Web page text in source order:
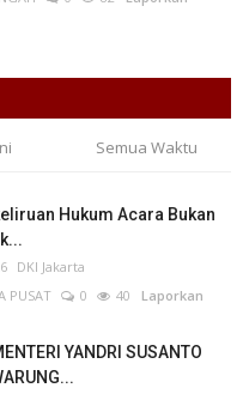
Semua Waktu
Hukum Acara Bukan
DKI Jakarta
PUSAT
0 40 Laporkan
YANDRI SUSANTO